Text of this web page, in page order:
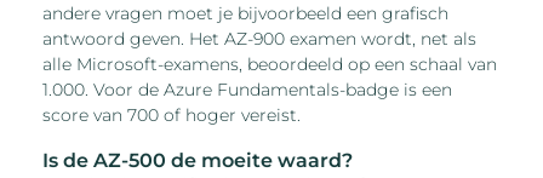
andere vragen moet je bijvoorbeeld een grafisch
antwoord geven. Het AZ-900 examen wordt, net als
alle Microsoft-examens, beoordeeld op een schaal van
1.000. Voor de Azure Fundamentals-badge is een
score van 700 of hoger vereist.
Is de AZ-500 de moeite waard?